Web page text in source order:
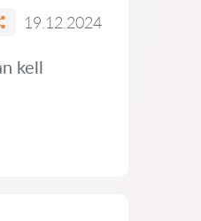
19.12.2024
kell